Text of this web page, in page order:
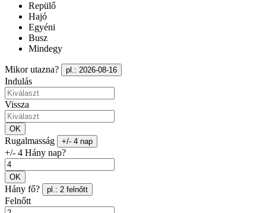
Repülő
Hajó
Egyéni
Busz
Mindegy
Mikor utazna? pl.: 2026-08-16
Indulás
Vissza
OK
Rugalmasság +/- 4 nap
+/- 4 Hány nap?
OK
Hány fő? pl.: 2 felnőtt
Felnőtt